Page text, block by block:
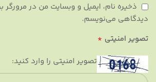
ذخیره نام، ایمیل و وبسایت من در مرورگر
دیدگاهی می‌نویسم.
تصویر امنیتی *
تصویر امنیتی را وارد کنید: